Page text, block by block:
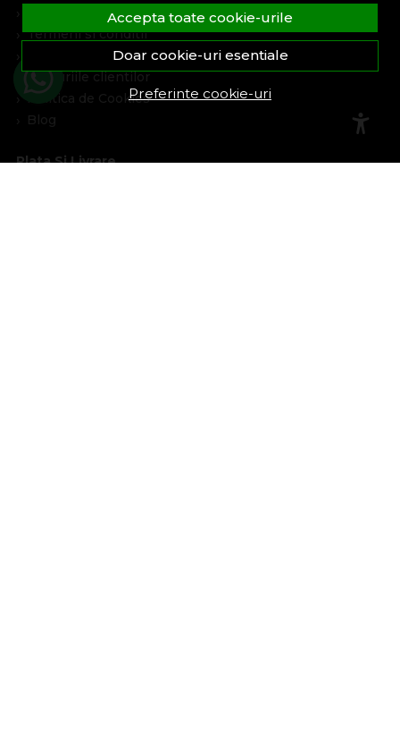
Accepta toate cookie-urile
Doar cookie-uri esentiale
Preferinte cookie-uri
Termeni si conditii
Confidentialitate
Marturiile clientilor
Politica de Cookies
Blog
Plata Si Livrare